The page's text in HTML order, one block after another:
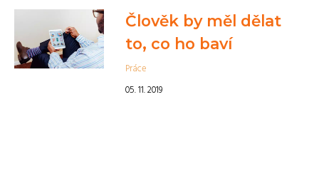
Člověk by měl dělat
to, co ho baví
Práce
05. 11. 2019